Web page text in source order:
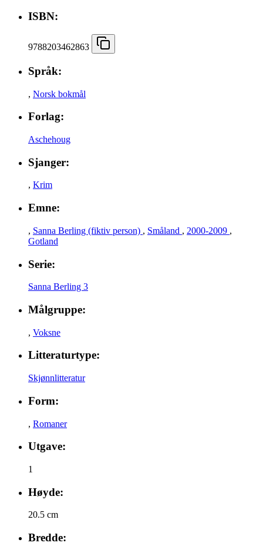
ISBN:
9788203462863
Språk:
, Norsk bokmål
Forlag:
Aschehoug
Sjanger:
, Krim
Emne:
, Sanna Berling (fiktiv person) , Småland , 2000-2009 ,
Gotland
Serie:
Sanna Berling 3
Målgruppe:
, Voksne
Litteraturtype:
Skjønnlitteratur
Form:
, Romaner
Utgave:
1
Høyde:
20.5 cm
Bredde: